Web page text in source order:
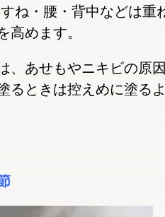
ね・腰・背中などは重
高めます。
、あせもやニキビの原
るときは控えめに塗る